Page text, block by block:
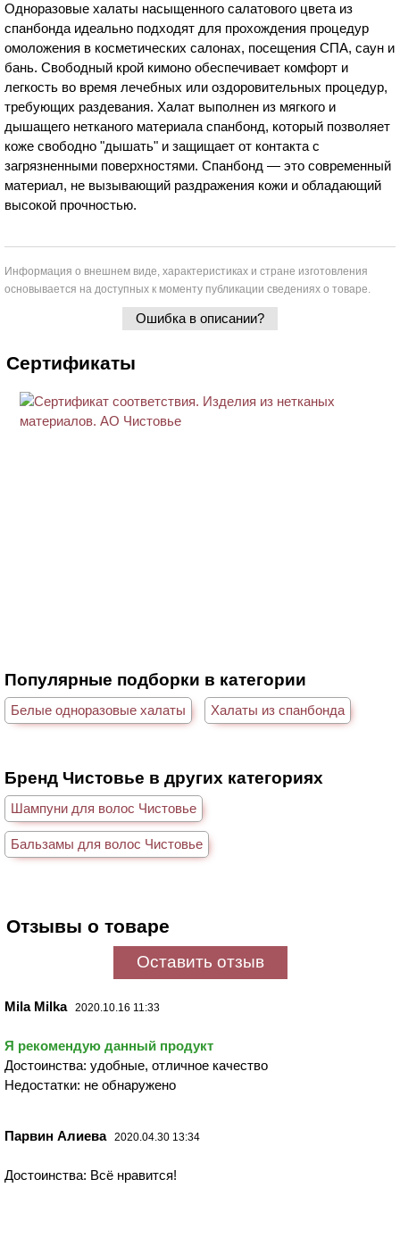
Одноразовые халаты насыщенного салатового цвета из
спанбонда идеально подходят для прохождения процедур
омоложения в косметических салонах, посещения СПА, саун и
бань. Свободный крой кимоно обеспечивает комфорт и
легкость во время лечебных или оздоровительных процедур,
требующих раздевания. Халат выполнен из мягкого и
дышащего нетканого материала спанбонд, который позволяет
коже свободно "дышать" и защищает от контакта с
загрязненными поверхностями. Спанбонд — это современный
материал, не вызывающий раздражения кожи и обладающий
высокой прочностью.
Информация о внешнем виде, характеристиках и стране изготовления
основывается на доступных к моменту публикации сведениях о товаре.
Ошибка в описании?
Сертификаты
Популярные подборки в категории
Белые одноразовые халаты Халаты из спанбонда
Бренд Чистовье в других категориях
Шампуни для волос Чистовье
Бальзамы для волос Чистовье
Отзывы о товаре
Оставить отзыв
Mila Milka 2020.10.16 11:33
Я рекомендую данный продукт
Достоинства: удобные, отличное качество
Недостатки: не обнаружено
Парвин Алиева 2020.04.30 13:34
Достоинства: Всё нравится!